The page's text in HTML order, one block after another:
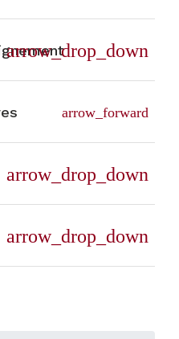
arrow_drop_down
arrow_forward
arrow_drop_down
arrow_drop_down